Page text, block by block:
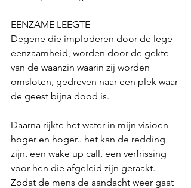
EENZAME LEEGTE
Degene die imploderen door de lege
eenzaamheid, worden door de gekte
van de waanzin waarin zij worden
omsloten, gedreven naar een plek waar
de geest bijna dood is.
Daarna rijkte het water in mijn visioen
hoger en hoger.. het kan de redding
zijn, een wake up call, een verfrissing
voor hen die afgeleid zijn geraakt.
Zodat de mens de aandacht weer gaat